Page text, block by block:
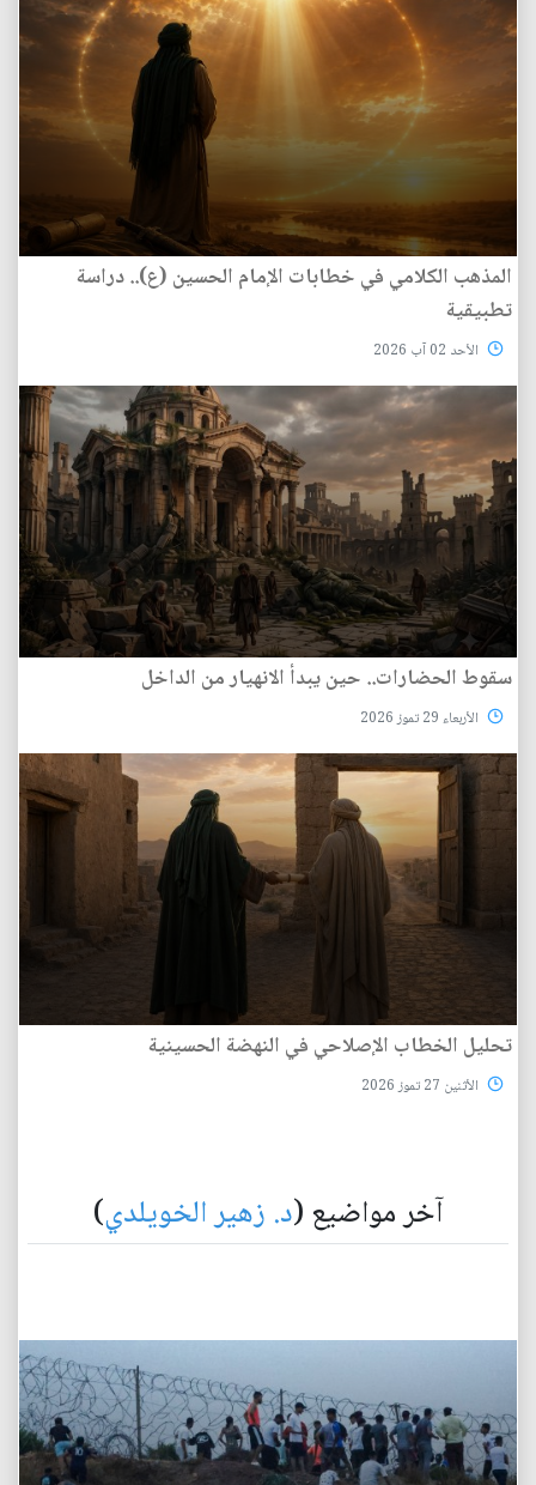
المذهب الكلامي في خطابات الإمام الحسين (ع).. دراسة
تطبيقية
الأحد 02 آب 2026
سقوط الحضارات.. حين يبدأ الانهيار من الداخل
الأربعاء 29 تموز 2026
تحليل الخطاب الإصلاحي في النهضة الحسينية
الأثنين 27 تموز 2026
آخر مواضيع (د. زهير الخويلدي)